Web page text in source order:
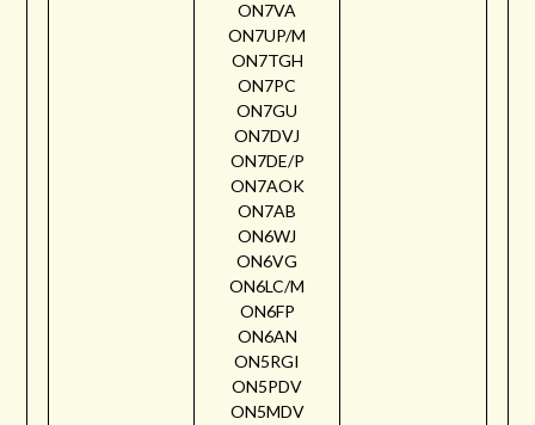
ON7VA
ON7UP/M
ON7TGH
ON7PC
ON7GU
ON7DVJ
ON7DE/P
ON7AOK
ON7AB
ON6WJ
ON6VG
ON6LC/M
ON6FP
ON6AN
ON5RGI
ON5PDV
ON5MDV